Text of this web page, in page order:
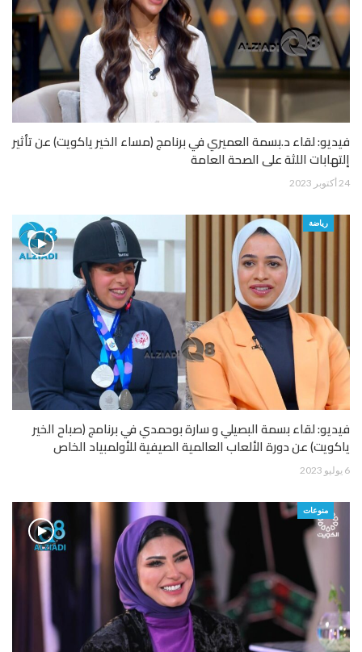
فيديو: لقاء د.بسمة العميري في برنامج (مساء الخير ياكويت) عن تأثير
إلتهابات اللثة على الصحة العامة
24 أكتوبر 2023
رياضة
فيديو: لقاء بسمة البصيلي و سارة بوحمدي في برنامج (صباح الخير
ياكويت) عن دورة الألعاب العالمية الصيفية للأولمبياد الخاص
6 يوليو 2023
منوعات